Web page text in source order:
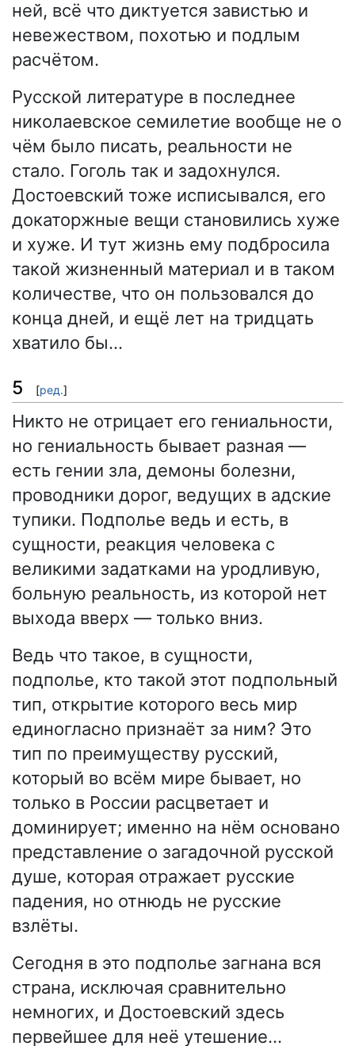
ней, всё что диктуется завистью и
невежеством, похотью и подлым
расчётом.
Русской литературе в последнее
николаевское семилетие вообще не о
чём было писать, реальности не
стало. Гоголь так и задохнулся.
Достоевский тоже исписывался, его
докаторжные вещи становились хуже
и хуже. И тут жизнь ему подбросила
такой жизненный материал и в таком
количестве, что он пользовался до
конца дней, и ещё лет на тридцать
хватило бы…
5 [ред.]
Никто не отрицает его гениальности,
но гениальность бывает разная —
есть гении зла, демоны болезни,
проводники дорог, ведущих в адские
тупики. Подполье ведь и есть, в
сущности, реакция человека с
великими задатками на уродливую,
больную реальность, из которой нет
выхода вверх — только вниз.
Ведь что такое, в сущности,
подполье, кто такой этот подпольный
тип, открытие которого весь мир
единогласно признаёт за ним? Это
тип по преимуществу русский,
который во всём мире бывает, но
только в России расцветает и
доминирует; именно на нём основано
представление о загадочной русской
душе, которая отражает русские
падения, но отнюдь не русские
взлёты.
Сегодня в это подполье загнана вся
страна, исключая сравнительно
немногих, и Достоевский здесь
первейшее для неё утешение…